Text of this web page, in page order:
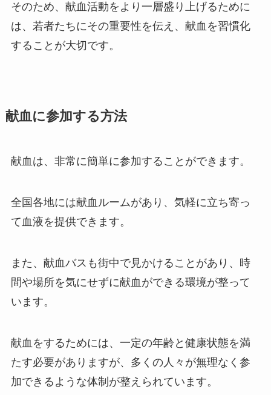
そのため、献血活動をより一層盛り上げるために
は、若者たちにその重要性を伝え、献血を習慣化
することが大切です。
献血に参加する方法
献血は、非常に簡単に参加することができます。
全国各地には献血ルームがあり、気軽に立ち寄っ
て血液を提供できます。
また、献血バスも街中で見かけることがあり、時
間や場所を気にせずに献血ができる環境が整って
います。
献血をするためには、一定の年齢と健康状態を満
たす必要がありますが、多くの人々が無理なく参
加できるような体制が整えられています。